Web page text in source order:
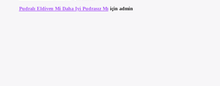
Pudralı Eldiven Mi Daha Iyi Pudrasız Mı için admin